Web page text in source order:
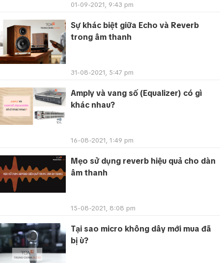
01-09-2021, 9:43 pm
Sự khác biệt giữa Echo và Reverb
trong âm thanh
31-08-2021, 5:47 pm
Amply và vang số (Equalizer) có gì
khác nhau?
16-08-2021, 1:49 pm
Mẹo sử dụng reverb hiệu quả cho dàn
âm thanh
15-08-2021, 8:08 pm
Tại sao micro không dây mới mua đã
bị ù?